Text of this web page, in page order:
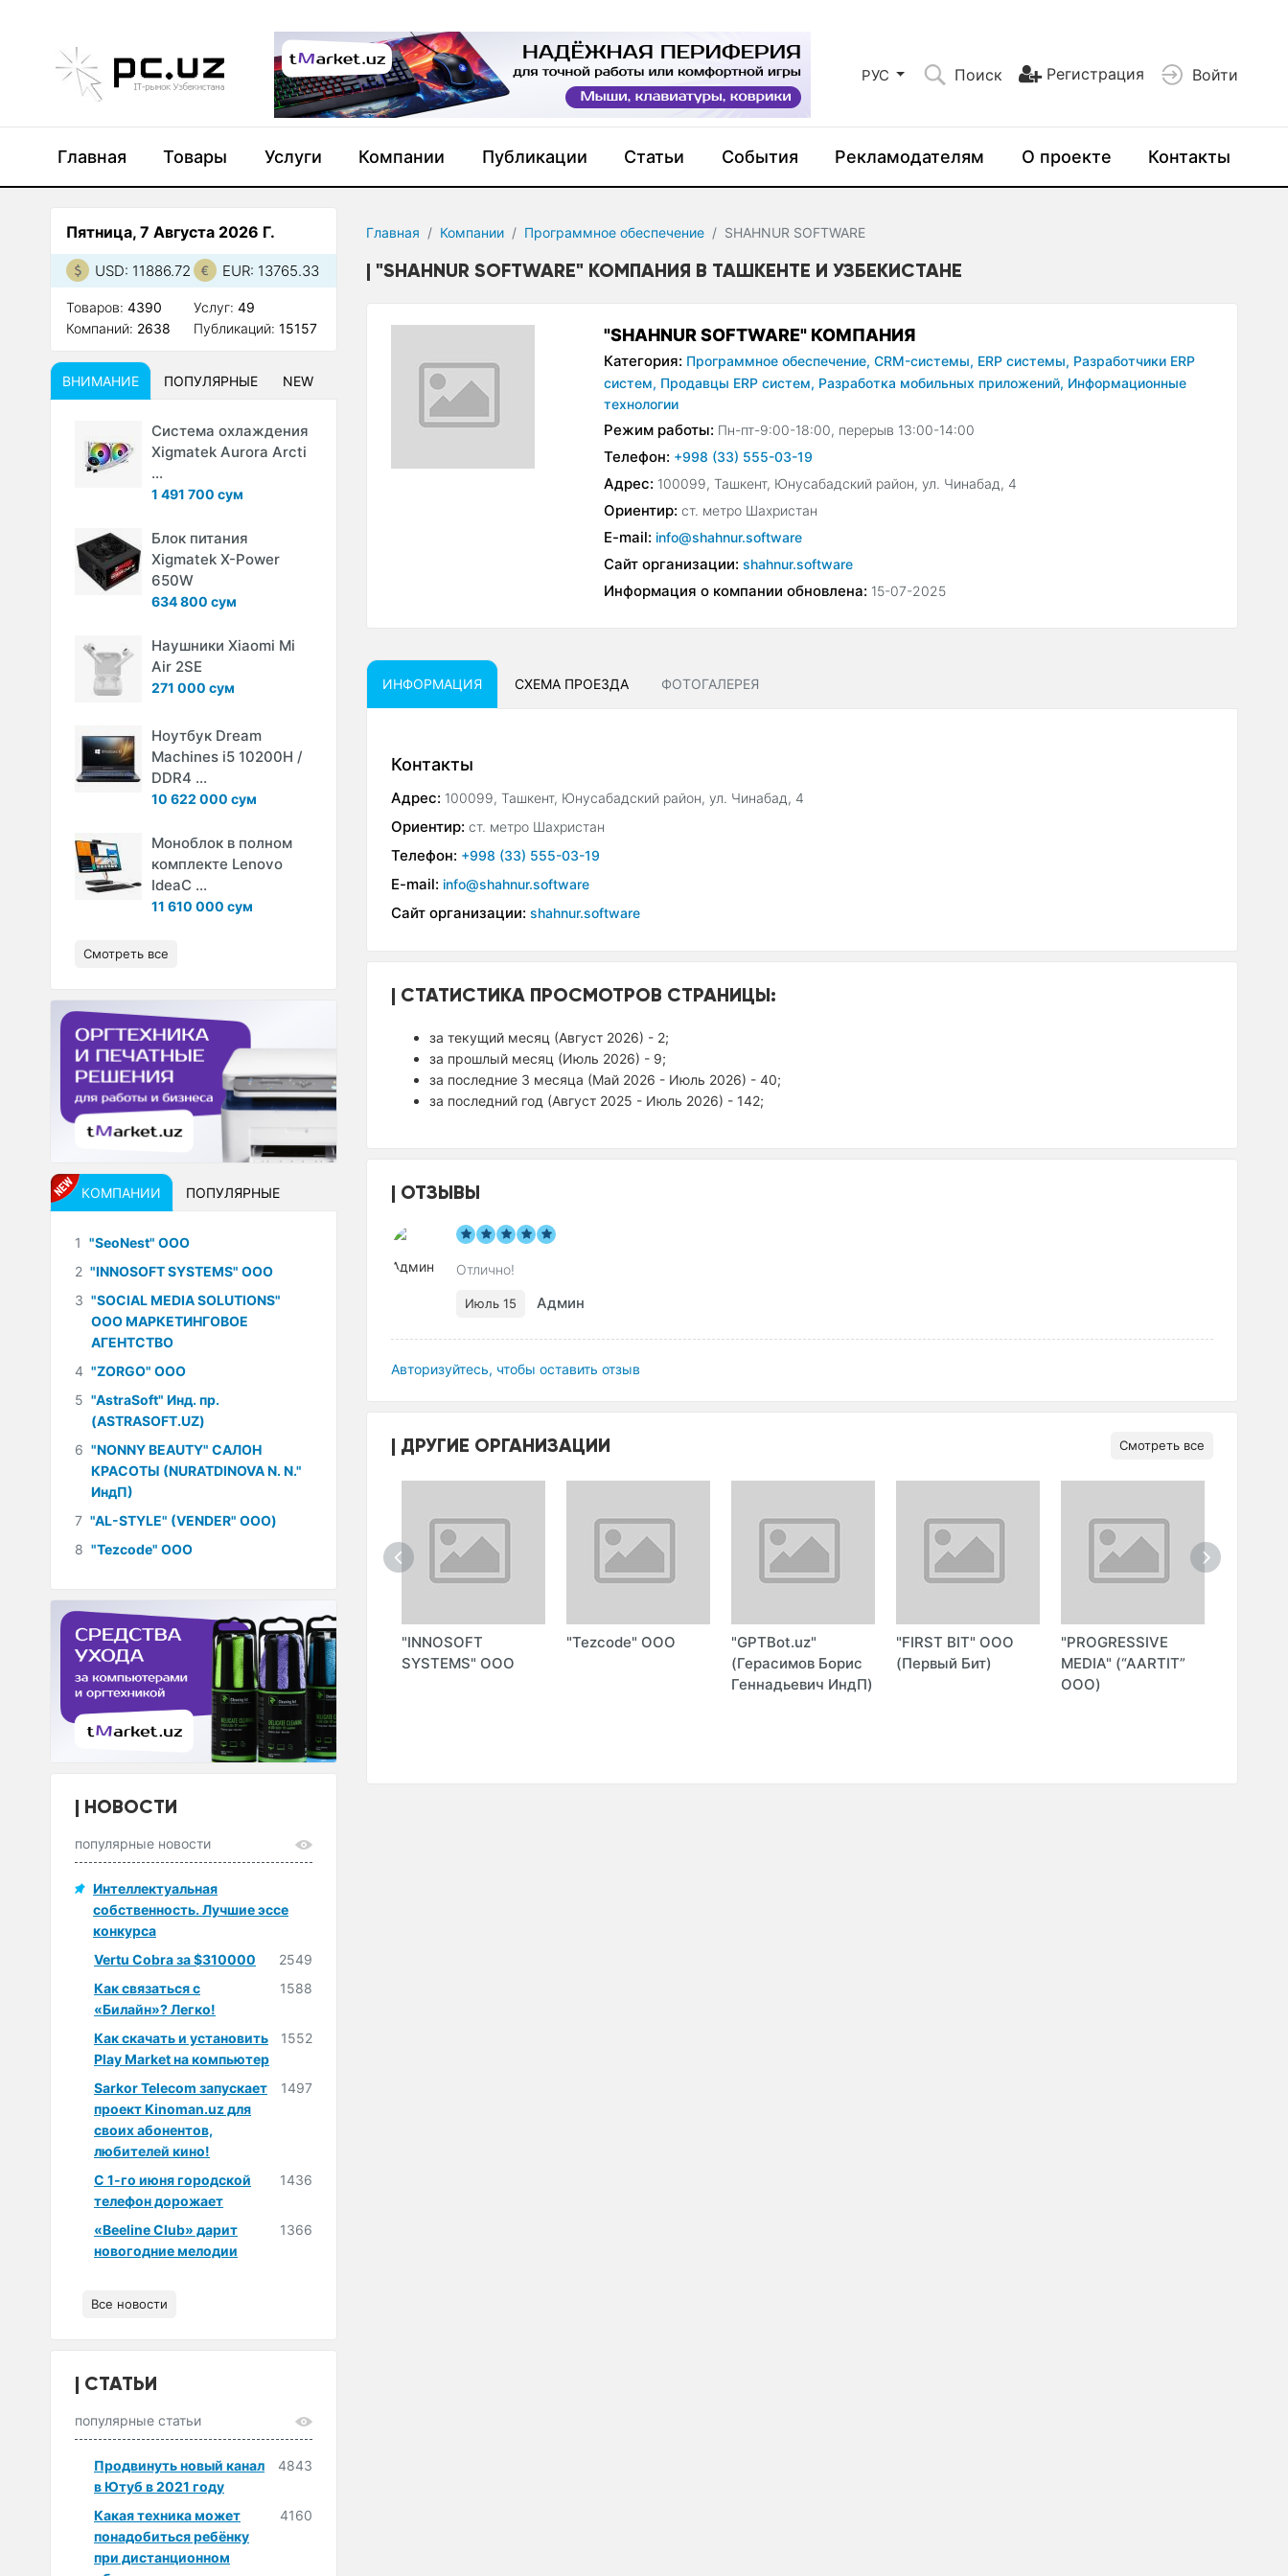
РУС Поиск Регистрация Войти
Главная Товары Услуги Компании Публикации Статьи События Рекламодателям О проекте Контакты
Главная Компании Программное обеспечение SHAHNUR SOFTWARE
"SHAHNUR SOFTWARE" КОМПАНИЯ В ТАШКЕНТЕ И УЗБЕКИСТАНЕ
"SHAHNUR SOFTWARE" КОМПАНИЯ
Категория: Программное обеспечение, CRM-системы, ERP системы, Разработчики ERP
систем, Продавцы ERP систем, Разработка мобильных приложений, Информационные
технологии
Режим работы: Пн-пт-9:00-18:00, перерыв 13:00-14:00
Телефон: +998 (33) 555-03-19
Адрес: 100099, Ташкент, Юнусабадский район, ул. Чинабад, 4
Ориентир: ст. метро Шахристан
E-mail: info@shahnur.software
Сайт организации: shahnur.software
Информация о компании обновлена: 15-07-2025
ИНФОРМАЦИЯ СХЕМА ПРОЕЗДА ФОТОГАЛЕРЕЯ
Контакты
Адрес: 100099, Ташкент, Юнусабадский район, ул. Чинабад, 4
Ориентир: ст. метро Шахристан
Телефон: +998 (33) 555-03-19
E-mail: info@shahnur.software
Сайт организации: shahnur.software
СТАТИСТИКА ПРОСМОТРОВ СТРАНИЦЫ:
за текущий месяц (Август 2026) - 2;
за прошлый месяц (Июль 2026) - 9;
за последние 3 месяца (Май 2026 - Июль 2026) - 40;
за последний год (Август 2025 - Июль 2026) - 142;
ОТЗЫВЫ
Отлично!
Июль 15 Админ
Авторизуйтесь, чтобы оставить отзыв
ДРУГИЕ ОРГАНИЗАЦИИ Смотреть все
"КОШАРНЫЙ С.Ю."
ИндП
"NETORA
TECHNOLOGY
GROUP" ООО
(NETORA)
"INNOSOFT
SYSTEMS" ООО
"Tezcode" ООО
"GPTBot.uz"
(Герасимов Борис
Геннадьевич ИндП)
"FIRST BIT" ООО
(Первый Бит)
"PROGRESSIVE
MEDIA" (“AARTIT”
ООО)
Пятница, 7 Августа 2026 Г.
USD: 11886.72 EUR: 13765.33
Товаров: 4390
Компаний: 2638
Услуг:49
Публикаций:15157
ВНИМАНИЕ ПОПУЛЯРНЫЕ NEW
Система охлаждения
Xigmatek Aurora Arcti
...
1 491 700 сум
Блок питания
Xigmatek X-Power
650W
634 800 сум
Наушники Xiaomi Mi
Air 2SE
271 000 сум
Ноутбук Dream
Machines i5 10200H /
DDR4 ...
10 622 000 сум
Моноблок в полном
комплекте Lenovo
IdeaC ...
11 610 000 сум
Смотреть все
КОМПАНИИ ПОПУЛЯРНЫЕ
1 "SeoNest" ООО
2 "INNOSOFT SYSTEMS" ООО
3 "SOCIAL MEDIA SOLUTIONS"
ООО МАРКЕТИНГОВОЕ
АГЕНТСТВО
4 "ZORGO" ООО
5 "AstraSoft" Инд. пр.
(ASTRASOFT.UZ)
6 "NONNY BEAUTY" САЛОН
КРАСОТЫ (NURATDINOVA N. N."
ИндП)
7 "AL-STYLE" (VENDER" ООО)
8 "Tezcode" ООО
НОВОСТИ
популярные новости
Интеллектуальная
собственность. Лучшие эссе
конкурса
Vertu Cobra за $310000
2549
Как связаться с
«Билайн»? Легко!
1588
Как скачать и установить
Play Market на компьютер
1552
Sarkor Telecom запускает
проект Kinoman.uz для
своих абонентов,
любителей кино!
1497
С 1-го июня городской
телефон дорожает
1436
«Beeline Club» дарит
новогодние мелодии
1366
Все новости
СТАТЬИ
популярные статьи
Продвинуть новый канал
в Ютуб в 2021 году
4843
Какая техника может
понадобиться ребёнку
при дистанционном
4160